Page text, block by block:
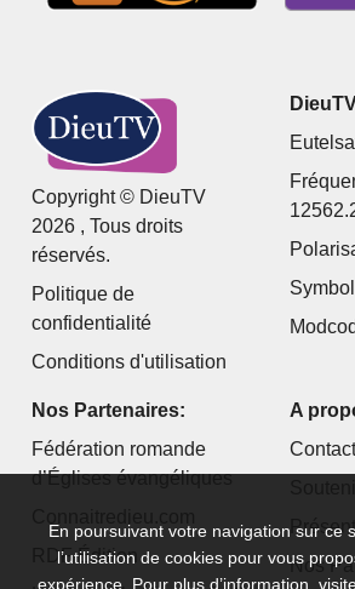
Copyright © DieuTV
2026 , Tous droits
réservés.
Politique de
confidentialité
Conditions d'utilisation
Nos Partenaires:
Fédération romande
d’Églises évangéliques
RDF Édition
A
Nos
En poursuivant votre navigation sur ce
l’utilisation de cookies pour vous
expérience. Pour plus d’information,